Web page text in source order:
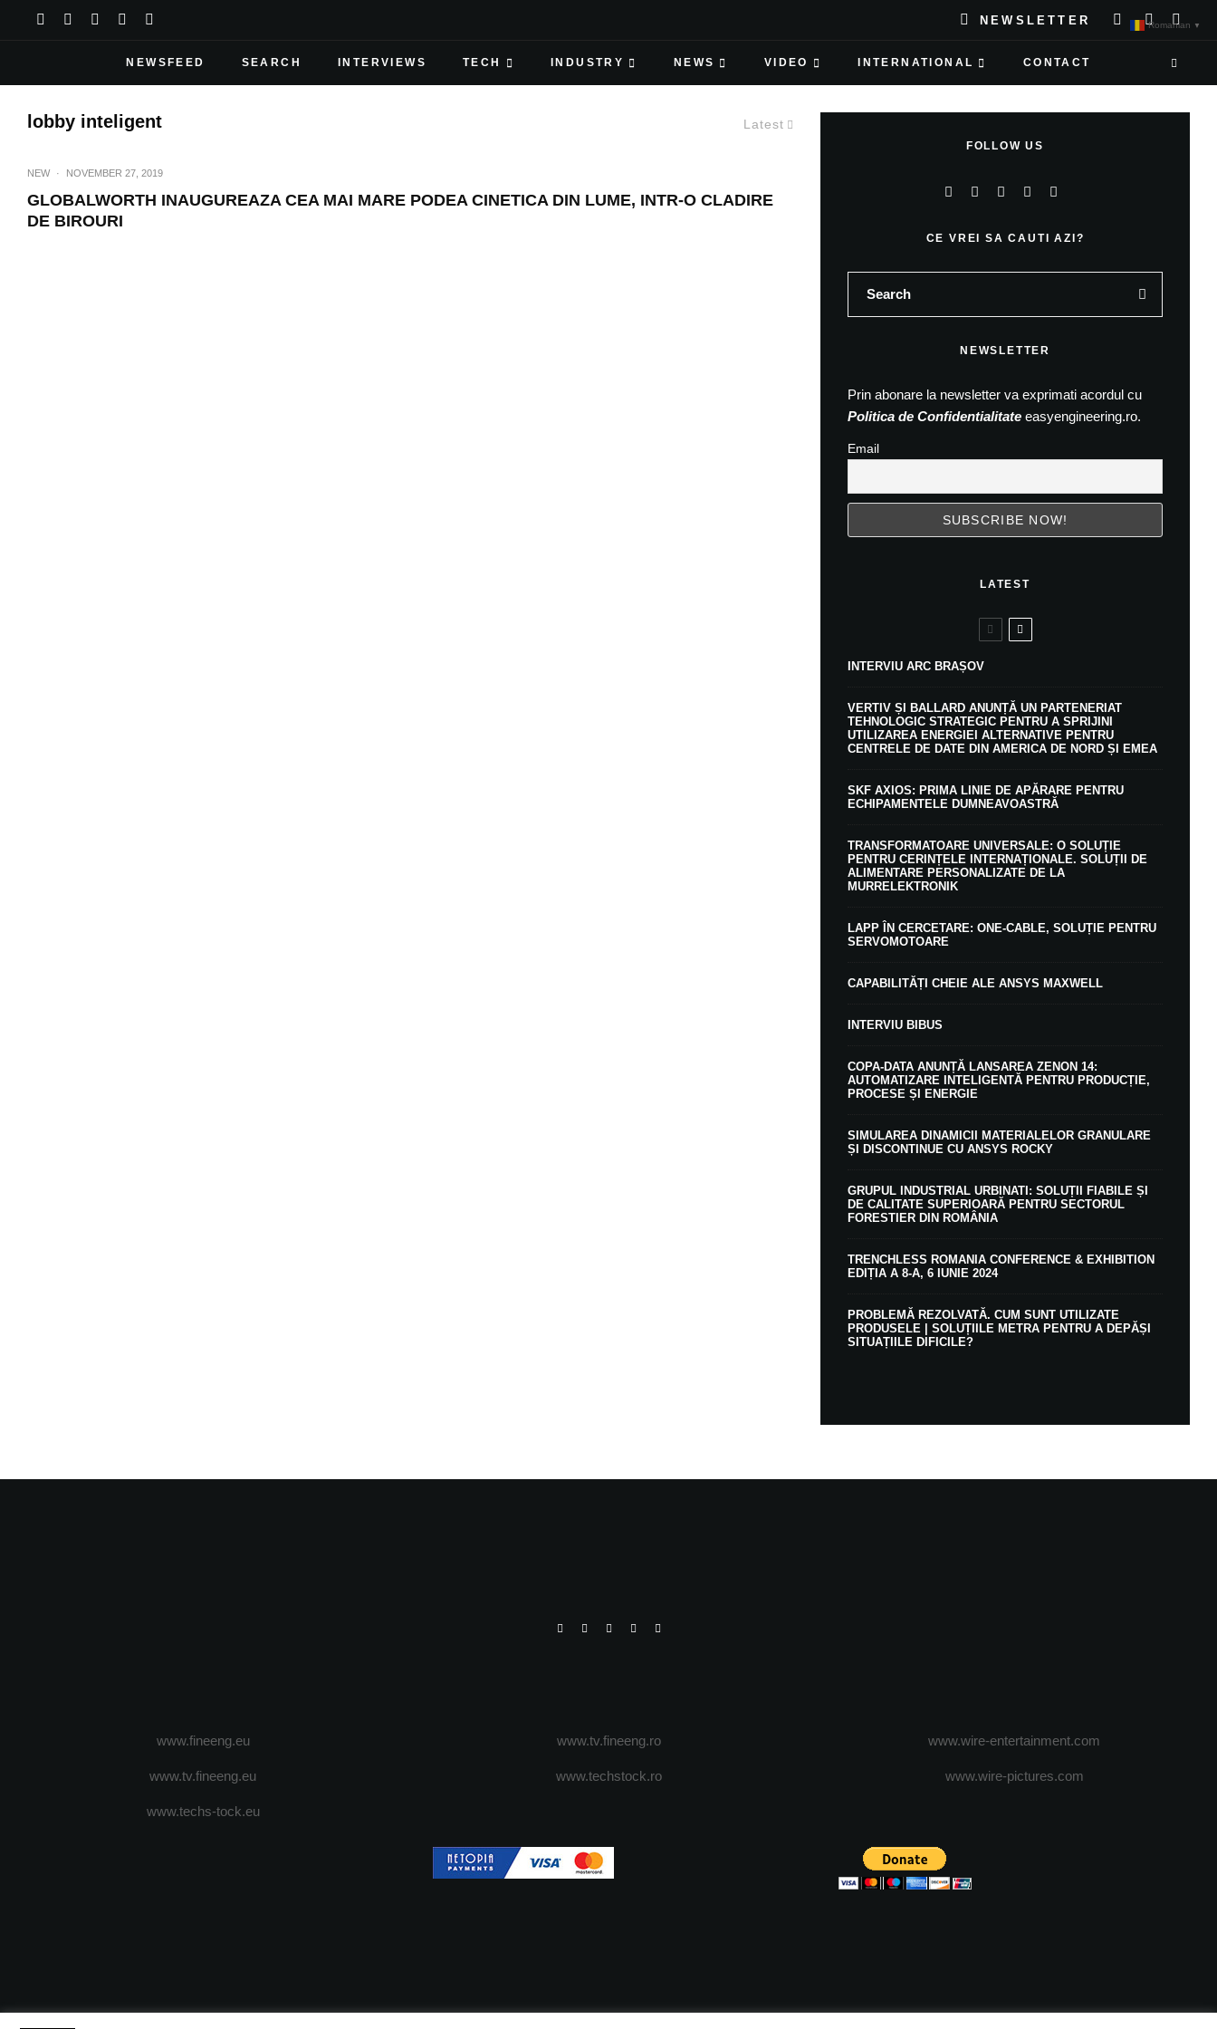
NEWSLETTER
NEWSFEED SEARCH INTERVIEWS TECH INDUSTRY NEWS VIDEO INTERNATIONAL CONTACT
Latest
lobby inteligent
NEW · NOVEMBER 27, 2019
GLOBALWORTH INAUGUREAZA CEA MAI MARE PODEA CINETICA DIN LUME, INTR-O CLADIRE
DE BIROURI
FOLLOW US
CE VREI SA CAUTI AZI?
NEWSLETTER
Prin abonare la newsletter va exprimati acordul cu
Politica de Confidentialitate easyengineering.ro.
Email
LATEST
INTERVIU ARC BRAȘOV
VERTIV ȘI BALLARD ANUNȚĂ UN PARTENERIAT
TEHNOLOGIC STRATEGIC PENTRU A SPRIJINI
UTILIZAREA ENERGIEI ALTERNATIVE PENTRU
CENTRELE DE DATE DIN AMERICA DE NORD ȘI EMEA
SKF AXIOS: PRIMA LINIE DE APĂRARE PENTRU
ECHIPAMENTELE DUMNEAVOASTRĂ
TRANSFORMATOARE UNIVERSALE: O SOLUȚIE
PENTRU CERINȚELE INTERNAȚIONALE. SOLUȚII DE
ALIMENTARE PERSONALIZATE DE LA
MURRELEKTRONIK
LAPP ÎN CERCETARE: ONE-CABLE, SOLUȚIE PENTRU
SERVOMOTOARE
CAPABILITĂȚI CHEIE ALE ANSYS MAXWELL
INTERVIU BIBUS
COPA-DATA ANUNȚĂ LANSAREA ZENON 14:
AUTOMATIZARE INTELIGENTĂ PENTRU PRODUCȚIE,
PROCESE ȘI ENERGIE
SIMULAREA DINAMICII MATERIALELOR GRANULARE
ȘI DISCONTINUE CU ANSYS ROCKY
GRUPUL INDUSTRIAL URBINATI: SOLUȚII FIABILE ȘI
DE CALITATE SUPERIOARĂ PENTRU SECTORUL
FORESTIER DIN ROMÂNIA
TRENCHLESS ROMANIA CONFERENCE & EXHIBITION
EDIȚIA A 8-A, 6 IUNIE 2024
PROBLEMĂ REZOLVATĂ. CUM SUNT UTILIZATE
PRODUSELE | SOLUȚIILE METRA PENTRU A DEPĂȘI
SITUAȚIILE DIFICILE?
www.fineeng.eu
www.tv.fineeng.eu
www.techs-tock.eu
www.tv.fineeng.ro
www.techstock.ro
www.wire-entertainment.com
www.wire-pictures.com
Romanian ▼